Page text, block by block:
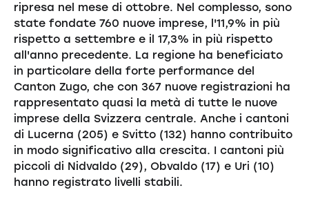
ripresa nel mese di ottobre. Nel complesso, sono
state fondate 760 nuove imprese, l'11,9% in più
rispetto a settembre e il 17,3% in più rispetto
all'anno precedente. La regione ha beneficiato
in particolare della forte performance del
Canton Zugo, che con 367 nuove registrazioni ha
rappresentato quasi la metà di tutte le nuove
imprese della Svizzera centrale. Anche i cantoni
di Lucerna (205) e Svitto (132) hanno contribuito
in modo significativo alla crescita. I cantoni più
piccoli di Nidvaldo (29), Obvaldo (17) e Uri (10)
hanno registrato livelli stabili.